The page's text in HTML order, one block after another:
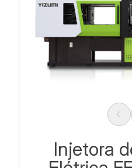
Injetora